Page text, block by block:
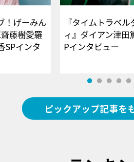
！げーみん
藤樹愛羅
SPインタ
『タイムトラベル
ィ』ダイアン津田
Pインタビ
ピックアップ記事を